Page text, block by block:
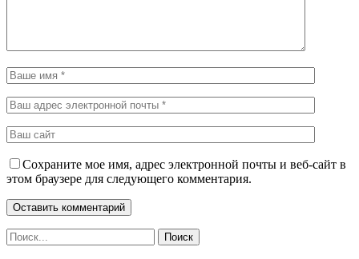
Сохраните мое имя, адрес электронной почты и веб-сайт в
этом браузере для следующего комментария.